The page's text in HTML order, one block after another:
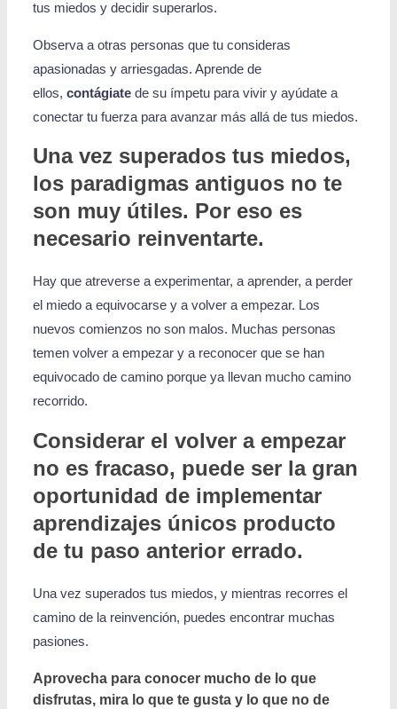
tus miedos y decidir superarlos.
Observa a otras personas que tu consideras
apasionadas y arriesgadas. Aprende de
ellos,contágiate de su ímpetu para vivir y ayúdate a
conectar tu fuerza para avanzar más allá de tus miedos.
Una vez superados tus miedos,
los paradigmas antiguos no te
son muy útiles. Por eso es
necesario reinventarte.
Hay que atreverse a experimentar, a aprender, a perder
el miedo a equivocarse y a volver a empezar. Los
nuevos comienzos no son malos. Muchas personas
temen volver a empezar y a reconocer que se han
equivocado de camino porque ya llevan mucho camino
recorrido.
Considerar el volver a empezar
no es fracaso, puede ser la gran
oportunidad de implementar
aprendizajes únicos producto
de tu paso anterior errado.
Una vez superados tus miedos, y mientras recorres el
camino de la reinvención, puedes encontrar muchas
pasiones.
Aprovecha para conocer mucho de lo que
disfrutas, mira lo que te gusta y lo que no de